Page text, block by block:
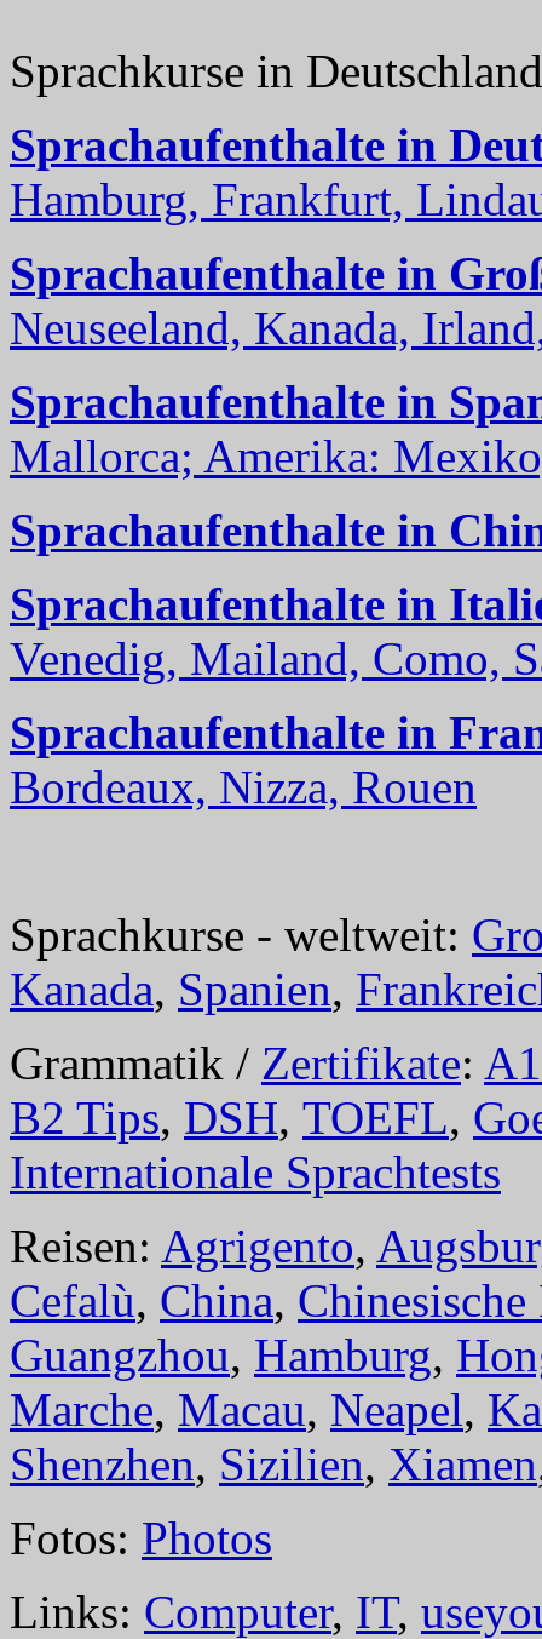
Sprachkurse in
Sprachaufenthalte in
Hamburg, Frankfurt,
Sprachaufenthalte in
Neuseeland, Kanada,
Sprachaufenthalte in
Mallorca; Amerika:
Sprachaufenthalte in
Sprachaufenthalte in
Venedig, Mailand, Como,
Sprachaufenthalte in
Bordeaux, Nizza, Rouen
Sprachkurse - weltweit:
Kanada, Spanien,
Grammatik / Zertifikate: A1
B2 Tips, DSH, TOEFL,
Internationale Sprachtests
Reisen: Agrigento,
Cefalù, China, Chinesische
Guangzhou, Hamburg,
Marche, Macau, Neapel,
Shenzhen, Sizilien, Xiamen
Fotos: Photos
Links: Computer, IT,